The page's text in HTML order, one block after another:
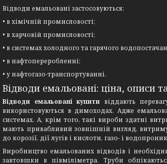
Відводи емальовані застосовуються:
• в хімічній промисловості;
• в харчовій промисловості;
• в системах холодного та гарячого
• в нафтопереробленні;
• у нафтогазо-транспортуванні.
Відводи емальовані: ціна, описи
Відводи емальовані купити віддають
використовуються в димоходах. Адже
системах. А, крім того, такі вироби здатні
мають привабливий зовнішній вигляд,
до корозії, дії лугів і кислоти, газо- і
Виробництво емальованих відводів і
завтовшки в півміліметра. Труби